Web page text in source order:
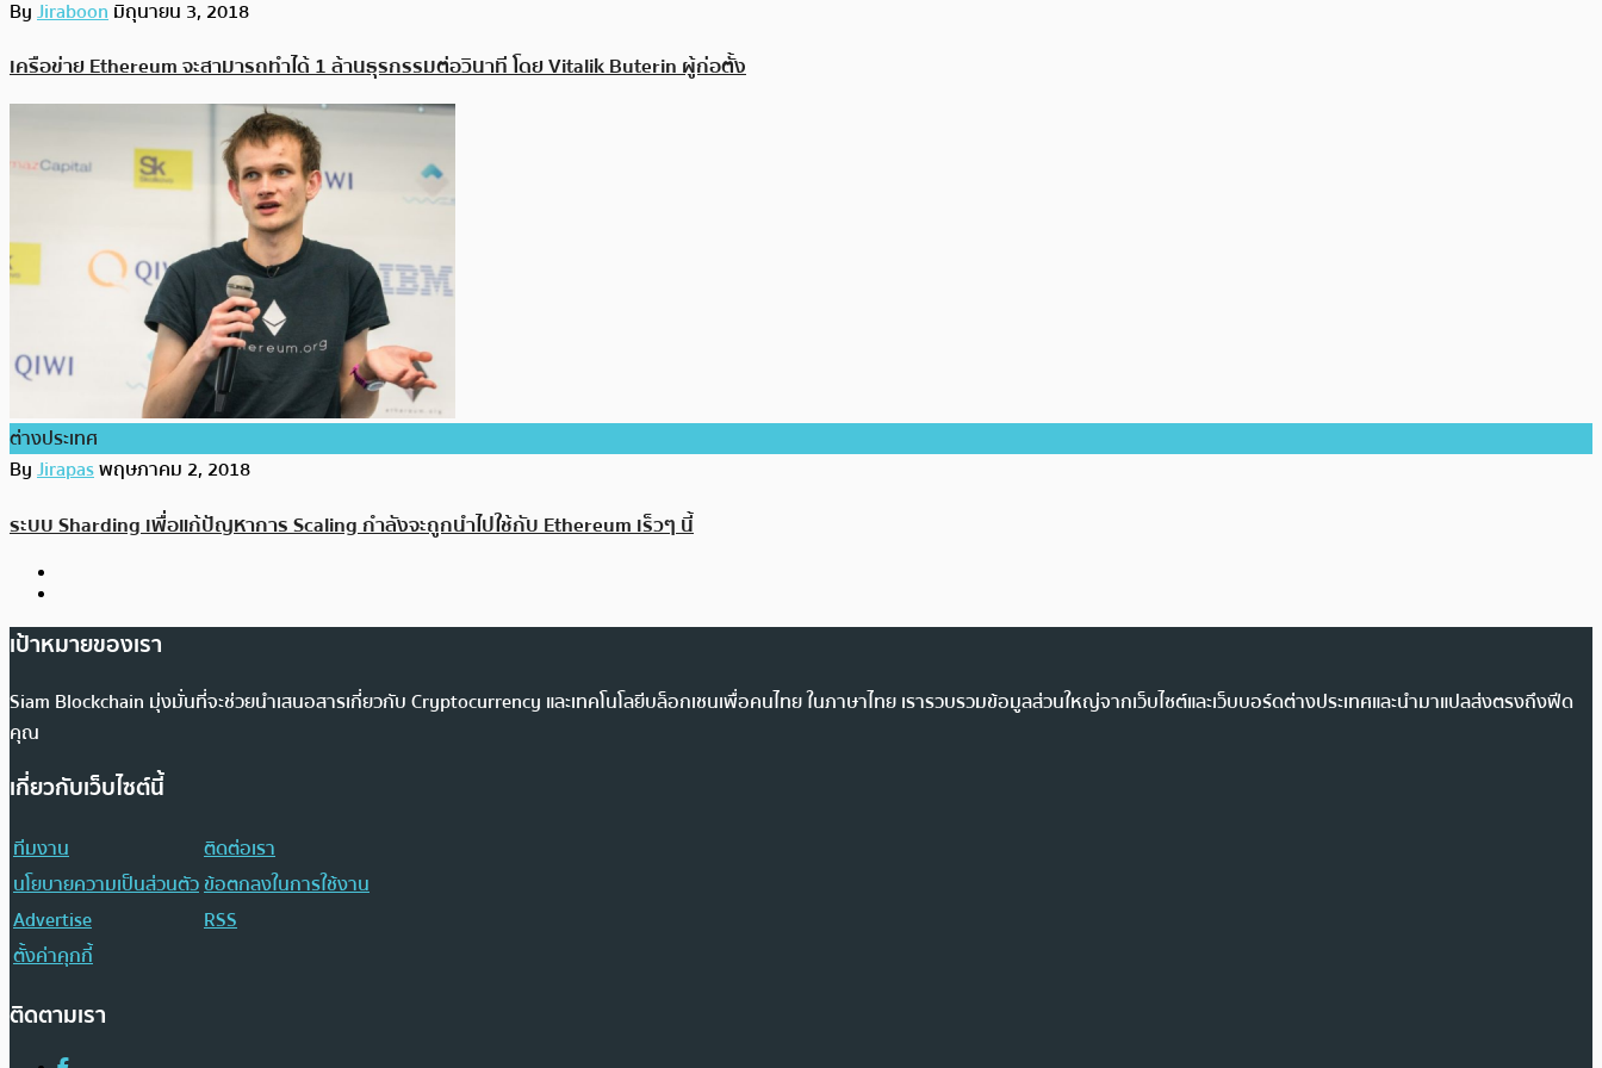
ByJiraboonมิถุนายน 3, 2018
เครือข่าย Ethereum จะสามารถทำได้ 1 ล้านธุรกรรมต่อวินาที โดย Vitalik Buterin ผู้ก่อตั้ง
ต่างประเทศ
ByJirapasพฤษภาคม 2, 2018
ระบบ Sharding เพื่อแก้ปัญหาการ Scaling กำลังจะถูกนำไปใช้กับ Ethereum เร็วๆ นี้
เป้าหมายของเรา
Siam Blockchain มุ่งมั่นที่จะช่วยนำเสนอสารเกี่ยวกับ Cryptocurrency และเทคโนโลยีบล็อกเชนเพื่อคนไทย ในภาษาไทย เรารวบรวมข้อมูลส่วนใหญ่จากเว็บไซต์และเว็บบอร์ดต่างประเทศและนำมาแปลส่งตรงถึงฟีด
คุณ
เกี่ยวกับเว็บไซต์นี้
ทีมงาน
ติดต่อเรา
นโยบายความเป็นส่วนตัวข้อตกลงในการใช้งาน
Advertise
RSS
ตั้งค่าคุกกี้
ติดตามเรา